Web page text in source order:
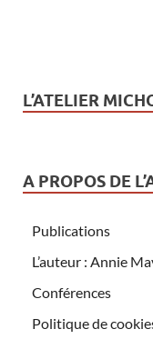
L’ATELIER
A PROPOS DE
Publications
L’auteur : Annie
Conférences
Politique de